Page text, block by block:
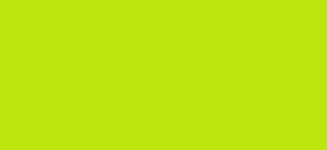
ทสมเด็จพระ. รวมพระราชนิพนธ์ใน
เจ้าอยู่หัว เรื่อง ประชุมประกาศรัชกาล
รุสภา, ๒๕๔๘. ____________. รวมพระ
พระจอมเกล้าเจ้าอยู่หัว เรื่อง ประชุม